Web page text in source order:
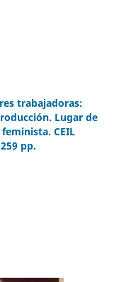
trabajadoras:
Lugar de
CEIL
pp.